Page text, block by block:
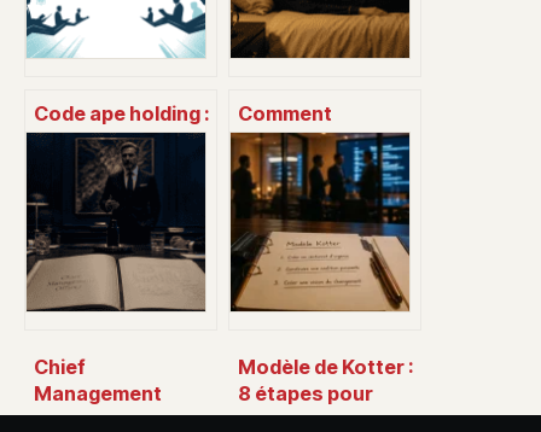
Code ape holding :
comment choisir
le bon code pour
votre société
Comment
s’endormir en
moins de 10
minutes : 4
techniques de
respiration et les
réglages de votre
chambre
Chief
Management
Officer : le levier
Modèle de Kotter :
8 étapes pour
transformer